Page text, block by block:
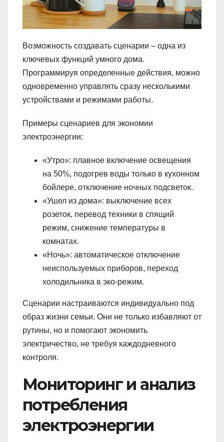
Возможность создавать сценарии – одна из
ключевых функций умного дома.
Программируя определенные действия, можно
одновременно управлять сразу несколькими
устройствами и режимами работы.
Примеры сценариев для экономии
электроэнергии:
«Утро»: плавное включение освещения
на 50%, подогрев воды только в кухонном
бойлере, отключение ночных подсветок.
«Ушел из дома»: выключение всех
розеток, перевод техники в спящий
режим, снижение температуры в
комнатах.
«Ночь»: автоматическое отключение
неиспользуемых приборов, переход
холодильника в эко-режим.
Сценарии настраиваются индивидуально под
образ жизни семьи. Они не только избавляют от
рутины, но и помогают экономить
электричество, не требуя каждодневного
контроля.
Мониторинг и анализ
потребления
электроэнергии